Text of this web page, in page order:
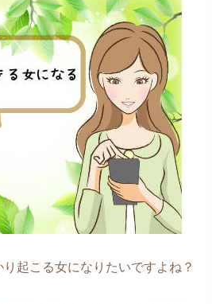
起こる女になりたいですよね？